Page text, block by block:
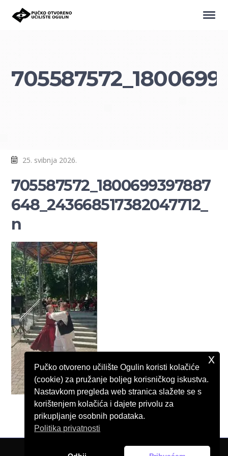
25. svibnja 2026.
705587572_1800699397887
648_243668517382047712_
n
Pučko otvoreno učilište Ogulin koristi kolačiće
(cookie) za pružanje boljeg korisničkog iskustva.
Nastavkom pregleda web stranica slažete se s
korištenjem kolačića i dajete privolu za
prikupljanje osobnih podataka.
Politika privatnosti
x